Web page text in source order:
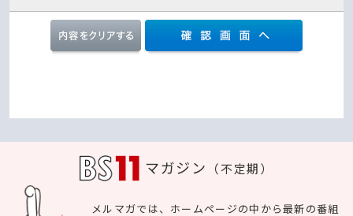
マガジン （不定期）
メルマガでは、ホームページの中から最新の番組